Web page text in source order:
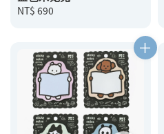
Regular
NT$ 690